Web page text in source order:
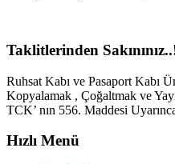
Taklitlerinden
Ruhsat Kabı ve Pasaport Kabı
Kopyalamak , Çoğaltmak ve
TCK’ nın 556. Maddesi
Hızlı Menü